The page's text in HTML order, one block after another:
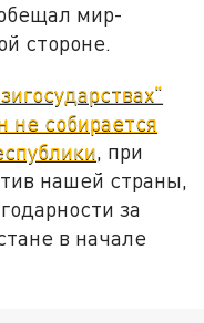
мир-
стороне.
не собирается
, при
нашей страны,
за
в начале